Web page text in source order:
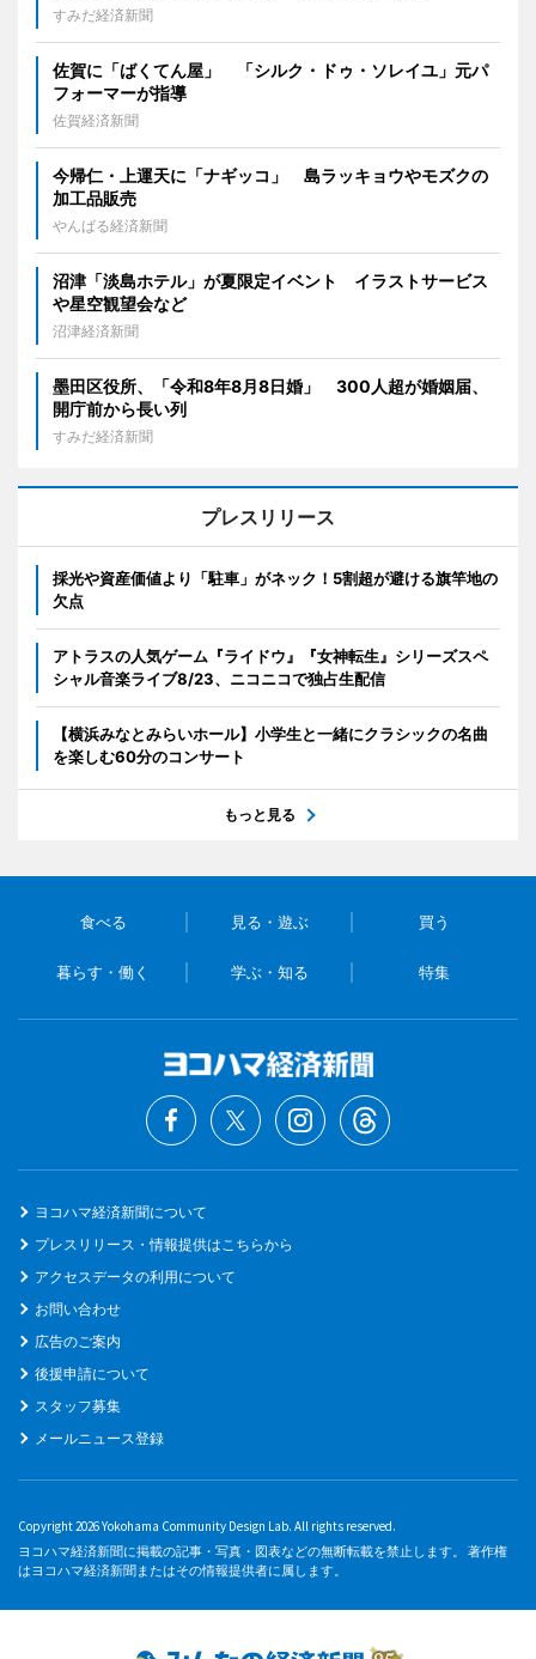
すみだ経済新聞
佐賀に「ばくてん屋」 「シルク・ドゥ・ソレイユ」元パ
フォーマーが指導
佐賀経済新聞
今帰仁・上運天に「ナギッコ」 島ラッキョウやモズクの
加工品販売
やんばる経済新聞
沼津「淡島ホテル」が夏限定イベント イラストサービス
や星空観望会など
沼津経済新聞
墨田区役所、「令和8年8月8日婚」 300人超が婚姻届、
開庁前から長い列
すみだ経済新聞
プレスリリース
採光や資産価値より「駐車」がネック！5割超が避ける旗竿地の
欠点
アトラスの人気ゲーム『ライドウ』『女神転生』シリーズスペ
シャル音楽ライブ8/23、ニコニコで独占生配信
【横浜みなとみらいホール】小学生と一緒にクラシックの名曲
を楽しむ60分のコンサート
もっと見る
食べる 見る・遊ぶ 買う
暮らす・働く 学ぶ・知る 特集
ヨコハマ経済新聞について
プレスリリース・情報提供はこちらから
アクセスデータの利用について
お問い合わせ
広告のご案内
後援申請について
スタッフ募集
メールニュース登録
Copyright 2026 Yokohama Community Design Lab. All rights reserved.
ヨコハマ経済新聞に掲載の記事・写真・図表などの無断転載を禁止します。 著作権
はヨコハマ経済新聞またはその情報提供者に属します。